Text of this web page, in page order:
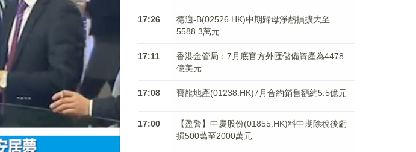
17:26
德適-B(02526.HK)中期歸母淨虧損擴大至
5588.3萬元
17:11
香港金管局：7月底官方外匯儲備資產為4478
億美元
17:08 寶龍地產(01238.HK)7月合約銷售額約5.5億元
17:00
【盈警】中慶股份(01855.HK)料中期除稅後虧
損500萬至2000萬元